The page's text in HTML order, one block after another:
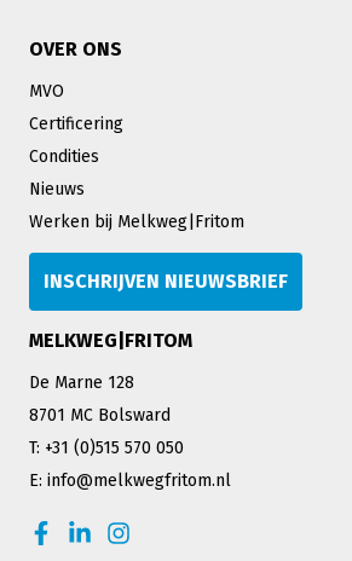
OVER ONS
MVO
Certificering
Condities
Nieuws
Werken bij Melkweg|Fritom
INSCHRIJVEN NIEUWSBRIEF
MELKWEG|FRITOM
De Marne 128
8701 MC Bolsward
T: +31 (0)515 570 050
E: info@melkwegfritom.nl